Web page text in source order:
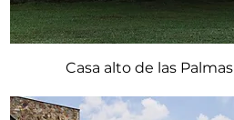
Casa alto de las Palmas